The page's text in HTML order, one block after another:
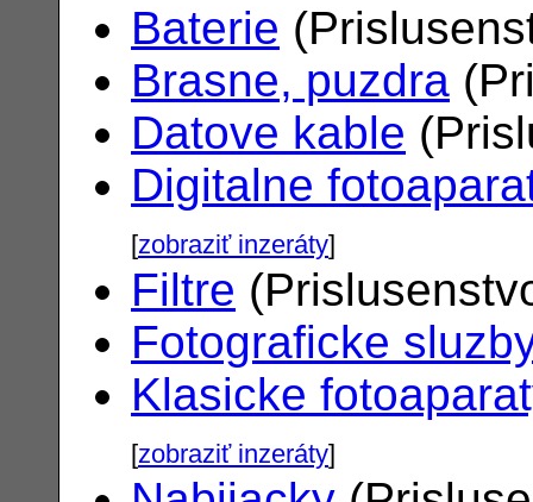
Baterie
Brasne, puzdra
Datove kable
Digitalne
[zobraziť inzeráty]
Filtre
Fotograficke
Klasicke
[zobraziť inzeráty]